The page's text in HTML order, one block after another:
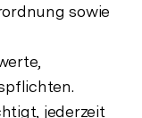
sowie
jederzeit